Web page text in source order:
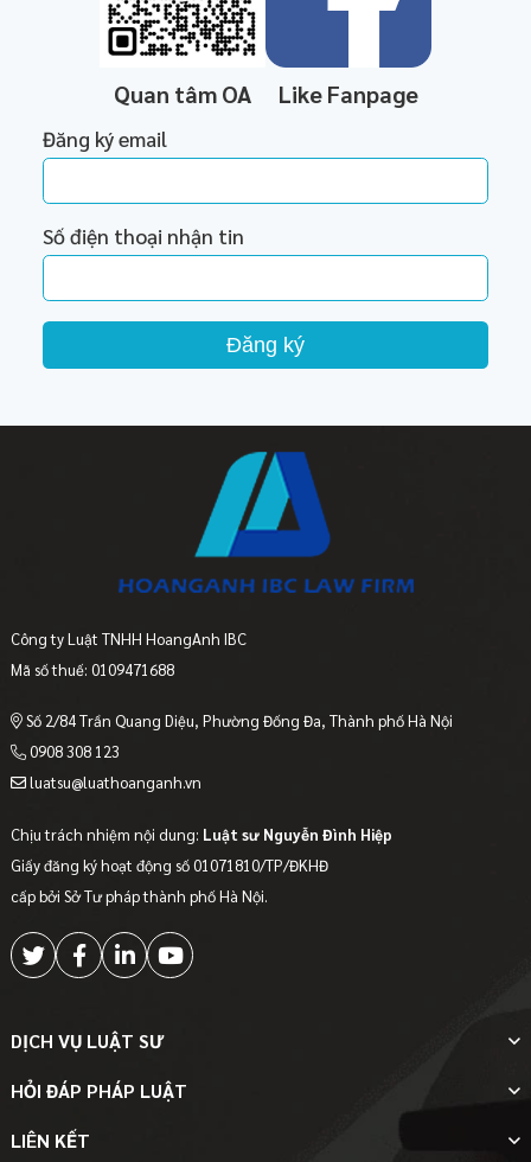
Quan tâm OA Like Fanpage
Đăng ký email
Số điện thoại nhận tin
Đăng ký
Công ty Luật TNHH HoangAnh IBC
Mã số thuế: 0109471688
Số 2/84 Trần Quang Diệu, Phường Đống Đa, Thành phố Hà Nội
0908 308 123
luatsu@luathoanganh.vn
Chịu trách nhiệm nội dung: Luật sư Nguyễn Đình Hiệp
Giấy đăng ký hoạt động số 01071810/TP/ĐKHĐ
cấp bởi Sở Tư pháp thành phố Hà Nội.
DỊCH VỤ LUẬT SƯ
HỎI ĐÁP PHÁP LUẬT
LIÊN KẾT